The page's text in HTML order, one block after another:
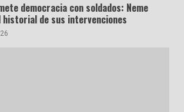
democracia con soldados: Neme
de sus intervenciones